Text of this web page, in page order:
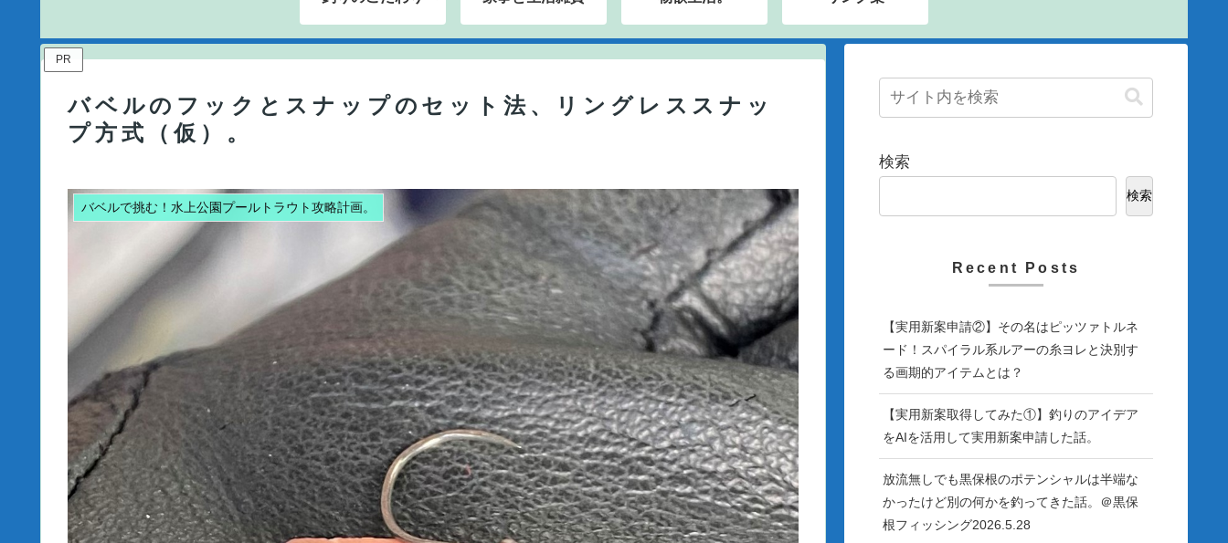
PR
バベルのフックとスナップのセット法、リングレススナッ
プ方式（仮）。
バベルで挑む！水上公園プールトラウト攻略計画。
検索
検索
Recent Posts
【実用新案申請②】その名はピッツァトルネ
ード！スパイラル系ルアーの糸ヨレと決別す
る画期的アイテムとは？
【実用新案取得してみた①】釣りのアイデア
をAIを活用して実用新案申請した話。
放流無しでも黒保根のポテンシャルは半端な
かったけど別の何かを釣ってきた話。＠黒保
根フィッシング2026.5.28